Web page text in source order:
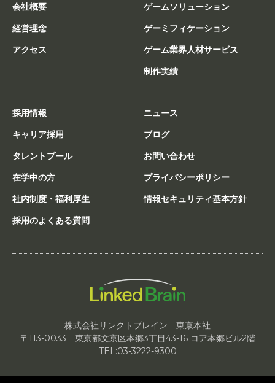
会社概要
経営理念
アクセス
ゲームソリューション
ゲーミフィケーション
ゲーム業界人材サービス
制作実績
採用情報
キャリア採用
タレントプール
在学中の方
社内制度・福利厚生
採用のよくある質問
ニュース
ブログ
お問い合わせ
プライバシーポリシー
情報セキュリティ基本方針
株式会社リンクトブレイン 東京本社
〒113-0033 東京都文京区本郷3丁目43-16 コア本郷ビル2階
TEL:03-3222-9300